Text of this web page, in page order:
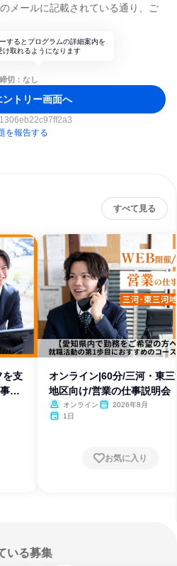
メールに記載されている通り、ご
するとプログラムの詳細案内を
け取れるようになります
締切：なし
ントリー画面へ
1306eb22c97ff2a3
を報告する
すべて見る
を支
紹
オンライン|60分/三河・東三
地区向け/営業の仕事説明会
オンライン
2026年8月
1日
お気に入り
いる募集